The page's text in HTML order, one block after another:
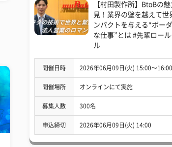
【村田製作所】BtoBの
見！業界の壁を越えて世
ンパクトを与える“ボー
な仕事”とは #先輩ロー
ル
開催日時 2026年06月09日(火) 15:00〜16:00
開催場所 オンラインにて実施
募集人数 300名
申込締切 2026年06月09日(火) 14:00